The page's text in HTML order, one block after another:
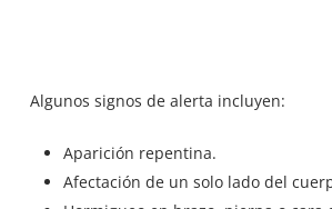
Algunos signos de alerta incluyen:
Aparición repentina.
Afectación de un solo lado del